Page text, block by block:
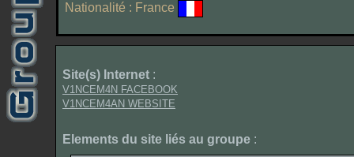
Nationalité : France
Site(s) Internet :
V1NCEM4N FACEBOOK
V1NCEM4AN WEBSITE
Elements du site liés au groupe :